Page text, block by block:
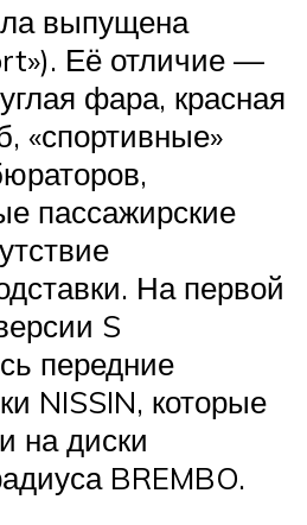
выпущена
Её отличие —
фара, красная
«спортивные»
пассажирские
На первой
S
передние
NISSIN, которые
на диски
BREMBO.